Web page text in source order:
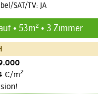
SAT/TV: JA
• 53m² • 3 Zimmer
€/m2